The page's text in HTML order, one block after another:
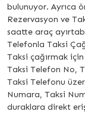
bulunuyor. Ayrıca
Rezervasyon ve
saatte araç
Telefonla Taksi
Taksi çağırmak
Taksi Telefon No,
Taksi Telefonu
Numara, Taksi
duraklara direkt